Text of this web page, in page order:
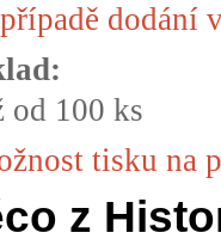
dodání
od 100 ks
tisku na
z